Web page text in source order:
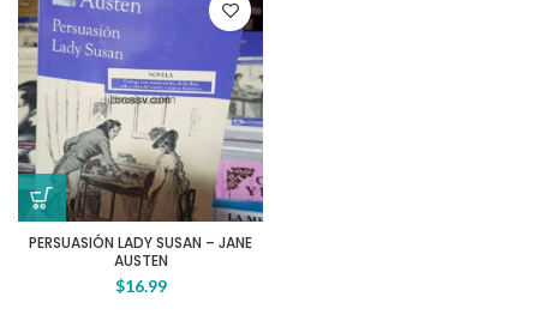
PERSUASIÓN LADY SUSAN – JANE
AUSTEN
$16.99